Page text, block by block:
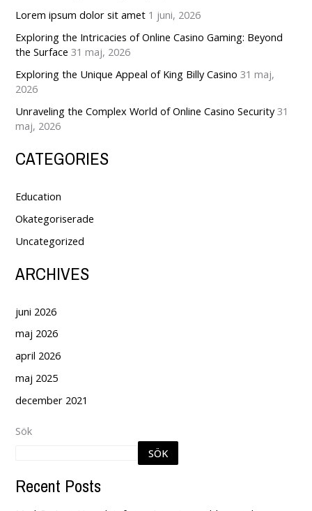
Lorem ipsum dolor sit amet 1 juni, 2026
Exploring the Intricacies of Online Casino Gaming: Beyond
the Surface 31 maj, 2026
Exploring the Unique Appeal of King Billy Casino 31 maj,
2026
Unraveling the Complex World of Online Casino Security 31
maj, 2026
CATEGORIES
Education
Okategoriserade
Uncategorized
ARCHIVES
juni 2026
maj 2026
april 2026
maj 2025
december 2021
Sök
SÖK
Recent Posts